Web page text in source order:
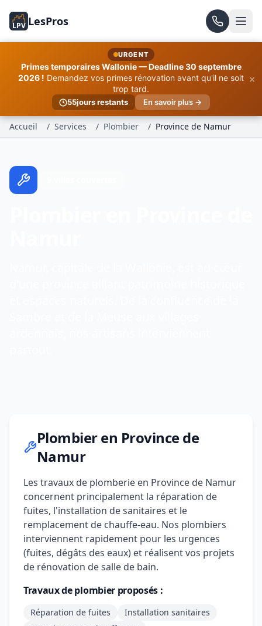
LPV LesPros
URGENT
Primes temporaires Wallonie — Deadline 30 septembre
2026 ! Demandez vos primes rénovation avant qu'il ne soit
trop tard.
55jours restants En savoir plus →
×
Accueil / Services / Plombier / Province de Namur
Plombier en Province de
Namur
Les travaux de plomberie en Province de Namur
concernent principalement la réparation de
fuites, l'installation de sanitaires et le
remplacement de chauffe-eau. Nos plombiers
interviennent rapidement pour les urgences
(fuites, dégâts des eaux) et réalisent vos projets
de rénovation de salle de bain.
Travaux de plombier proposés :
Réparation de fuites
Installation sanitaires